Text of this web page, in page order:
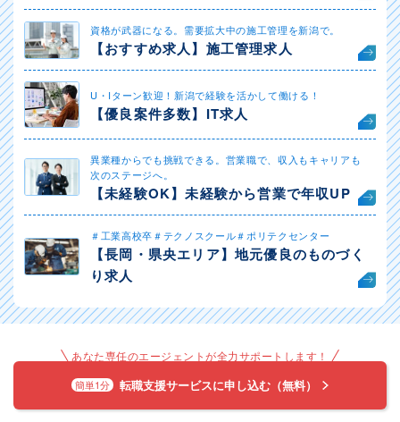
資格が武器になる。需要拡大中の施工管理を新潟で。
【おすすめ求人】施工管理求人
U・Iターン歓迎！新潟で経験を活かして働ける！
【優良案件多数】IT求人
異業種からでも挑戦できる。営業職で、収入もキャリアも
次のステージへ。
【未経験OK】未経験から営業で年収UP
＃工業高校卒＃テクノスクール＃ポリテクセンター
【長岡・県央エリア】地元優良のものづく
り求人
あなた専任のエージェントが全力サポートします！
簡単1分 転職支援サービスに申し込む（無料）